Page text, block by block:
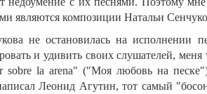
являются композиции Натальи
не остановилась на исполнении
и удивить своих слушателей,
sobre la arena" ("Моя любовь на
Леонид Агутин, тот самый